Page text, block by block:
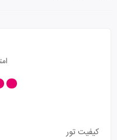
کیفیت تور